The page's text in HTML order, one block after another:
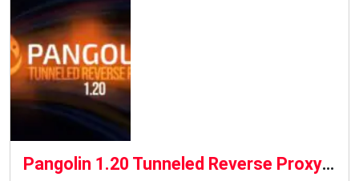
Pangolin 1.20 Tunneled Reverse Proxy: добавлена новая программа запуска ресурсов